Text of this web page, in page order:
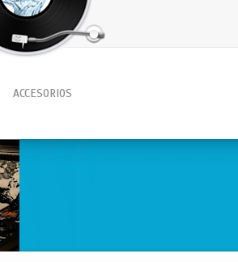
ACCESORIOS